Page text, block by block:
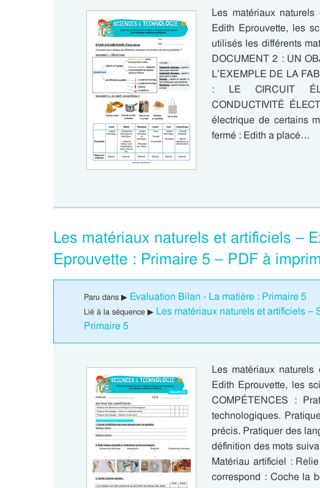
Les matériaux
Edith Eprouvette, les
utilisés les différents
DOCUMENT 2 : UN
L’EXEMPLE DE LA
: LE CIRCUIT
CONDUCTIVITÉ
électrique de certains
fermé : Edith a placé…
Les matériaux naturels et artificiels –
Eprouvette : Primaire 5 – PDF à
Paru dans ▶ Evaluation Bilan - La matière : Primaire 5
Lié à la séquence ▶ Les matériaux naturels et artificiels –
Primaire 5
Les matériaux
Edith Eprouvette, les
COMPÉTENCES :
technologiques.
précis. Pratiquer des
définition des mots
Matériau artificiel :
correspond : Coche la